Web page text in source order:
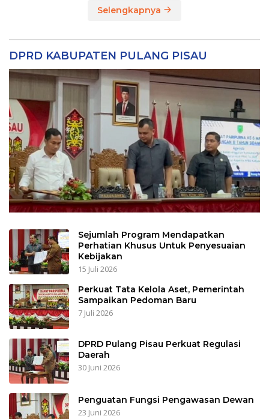
Selengkapnya
DPRD KABUPATEN PULANG PISAU
Sejumlah Program Mendapatkan
Perhatian Khusus Untuk Penyesuaian
Kebijakan
15 Juli 2026
Perkuat Tata Kelola Aset, Pemerintah
Sampaikan Pedoman Baru
7 Juli 2026
DPRD Pulang Pisau Perkuat Regulasi
Daerah
30 Juni 2026
Penguatan Fungsi Pengawasan Dewan
23 Juni 2026